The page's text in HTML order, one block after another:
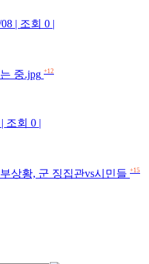
| 조회 0 |
중.jpg +12
조회 0 |
상황, 군 징집관vs시민들 +15